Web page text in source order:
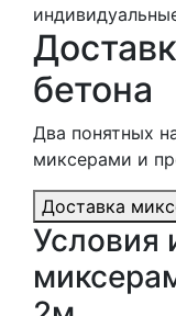
бетона
Два понятных
миксерами и
Доставка
Условия